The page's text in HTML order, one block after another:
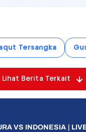
Tersangka
Lihat Berita Terkait
VS INDONESIA |